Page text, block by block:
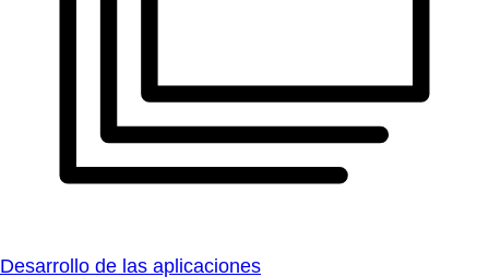
Desarrollo de las aplicaciones